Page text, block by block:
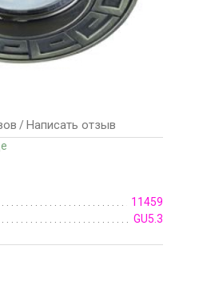
/Написать отзыв
11459
GU5.3